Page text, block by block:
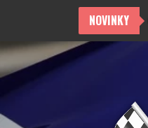
Přeskočit
obsah
NOVINKY